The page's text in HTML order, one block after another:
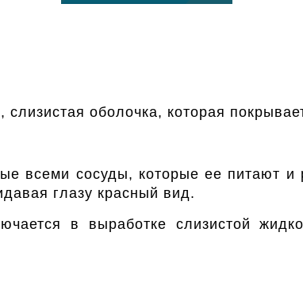
слизистая оболочка, которая
всеми сосуды, которые ее питают и
глазу красный вид.
в выработке слизистой